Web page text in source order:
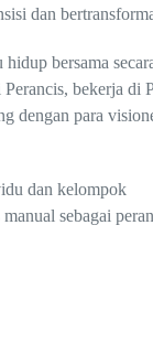
dan
bersama
bekerja di
dengan para
dan kelompok
sebagai